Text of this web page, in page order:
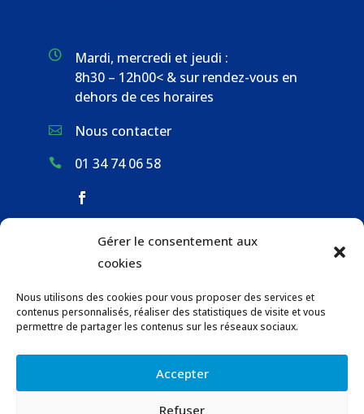
Gérer le consentement aux
cookies
Nous utilisons des cookies pour vous proposer des services et
contenus personnalisés, réaliser des statistiques de visite et vous
permettre de partager les contenus sur les réseaux sociaux.
Accepter
Refuser

Mardi, mercredi et jeudi :
8h30 – 12h00< & sur rendez-vous en
dehors de ces horaires
 Nous contacter
 01 34 74 06 58
ACCUEIL & CONTACT
GESTION DES DÉCHETS
URBANISME
COMMUNICATIONS DE LA MAIRIE
LOCATION DE SALLES COMMUNALES